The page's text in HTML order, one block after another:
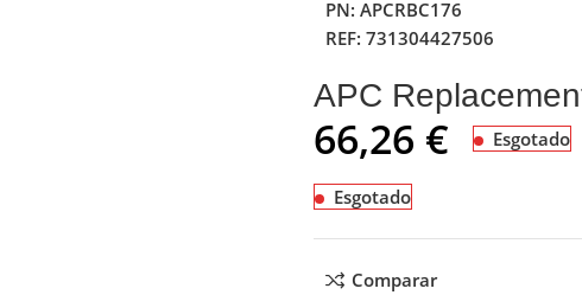
PN: APCRBC176
REF: 731304427506
APC
66,26 € Esgotado
Esgotado
Comparar